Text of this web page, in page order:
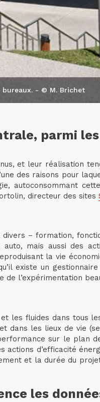
bureaux. - © M. Brichet
parmi
et leur réalisation
des raisons pour
autoconsommant
directeur des sites
– formation,
mais aussi des
la vie
existe un
l’expérimentation
les fluides dans tous
dans les lieux de vie
sur le plan
actions d’efficacité
et la durée du
les